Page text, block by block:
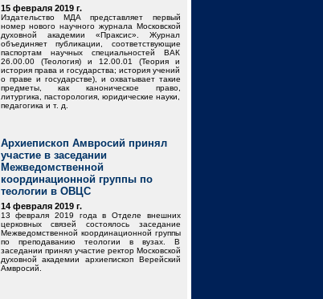
15 февраля 2019 г.
Издательство МДА представляет первый
номер нового научного журнала Московской
духовной академии «Праксис». Журнал
объединяет публикации, соответствующие
паспортам научных специальностей ВАК
26.00.00 (Теология) и 12.00.01 (Теория и
история права и государства; история учений
о праве и государстве), и охватывает такие
предметы, как каноническое право,
литургика, пасторология, юридические науки,
педагогика и т. д.
Архиепископ Амвросий принял
участие в заседании
Межведомственной
координационной группы по
теологии в ОВЦС
14 февраля 2019 г.
13 февраля 2019 года в Отделе внешних
церковных связей состоялось заседание
Межведомственной координационной группы
по преподаванию теологии в вузах. В
заседании принял участие ректор Московской
духовной академии архиепископ Верейский
Амвросий.